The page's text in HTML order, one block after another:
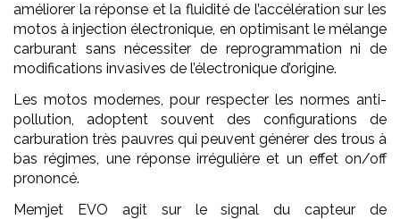
améliorer la réponse et la fluidité de l’accélération sur les
motos à injection électronique, en optimisant le mélange
carburant sans nécessiter de reprogrammation ni de
modifications invasives de l’électronique d’origine.
Les motos modernes, pour respecter les normes anti-
pollution, adoptent souvent des configurations de
carburation très pauvres qui peuvent générer des trous à
bas régimes, une réponse irrégulière et un effet on/off
prononcé.
Memjet EVO agit sur le signal du capteur de